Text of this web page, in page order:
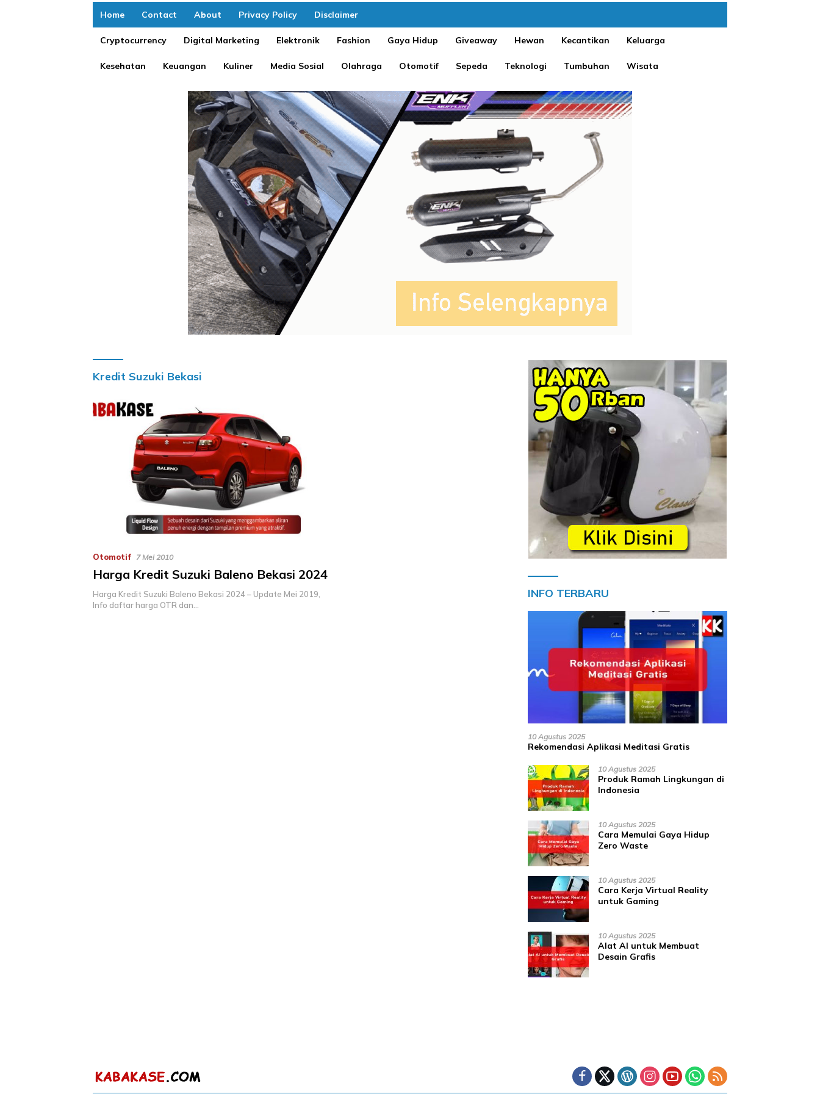
Home Contact About Privacy Policy Disclaimer
Cryptocurrency Digital Marketing Elektronik Fashion Gaya Hidup Giveaway Hewan Kecantikan Keluarga
Kesehatan Keuangan Kuliner Media Sosial Olahraga Otomotif Sepeda Teknologi Tumbuhan Wisata
Kredit Suzuki Bekasi
Otomotif 7 Mei 2010
Harga Kredit Suzuki Baleno Bekasi 2024
Harga Kredit Suzuki Baleno Bekasi 2024 – Update Mei 2019,
Info daftar harga OTR dan…
INFO TERBARU
10 Agustus 2025
Rekomendasi Aplikasi Meditasi Gratis
10 Agustus 2025
Produk Ramah Lingkungan di
Indonesia
10 Agustus 2025
Cara Memulai Gaya Hidup
Zero Waste
10 Agustus 2025
Cara Kerja Virtual Reality
untuk Gaming
10 Agustus 2025
Alat AI untuk Membuat
Desain Grafis